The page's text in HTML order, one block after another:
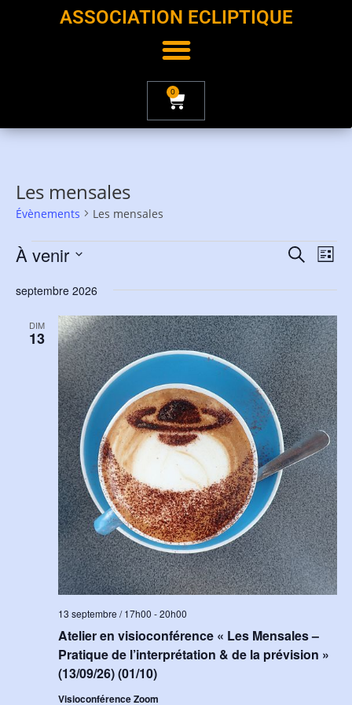
ASSOCIATION ECLIPTIQUE
0
Les mensales
Évènements Les mensales
R
h
e
r
c
h
e
e
t
n
a
v
i
g
i
R
c
e
r
c
h
e
N
v
g
a
t
i
o
n
d
e
v
u
e
s
É
v
L
s
t
e
À venir
é
septembre 2026
DIM
13
Atelier en visioconférence « Les Mensales –
Pratique de l’interprétation & de la prévision »
(13/09/26) (01/10)
13 septembre / 17h00 -20h00
Visioconférence Zoom